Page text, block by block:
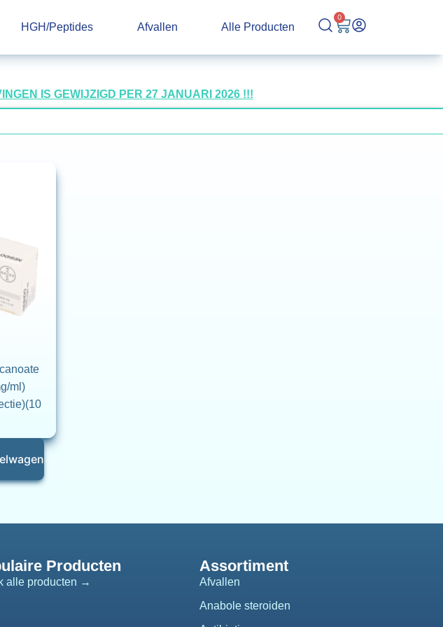
HGH/Peptides Afvallen Alle Producten
0
IS GEWIJZIGD PER 27 JANUARI 2026 !!!
ml)
Producten
alle producten →
Assortiment
Afvallen
Anabole steroiden